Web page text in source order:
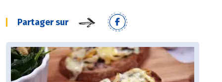
Partager sur